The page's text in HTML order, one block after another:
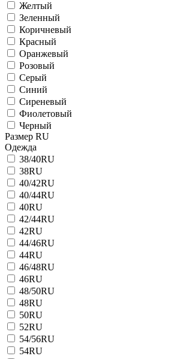
Желтый
Зеленный
Коричневый
Красный
Оранжевый
Розовый
Серый
Синий
Сиреневый
Фиолетовый
Черный
Размер RU
Одежда
38/40RU
38RU
40/42RU
40/44RU
40RU
42/44RU
42RU
44/46RU
44RU
46/48RU
46RU
48/50RU
48RU
50RU
52RU
54/56RU
54RU